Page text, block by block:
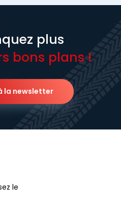
plus
bons plans !
la newsletter
le